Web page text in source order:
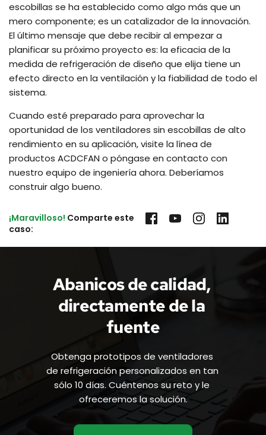
escobillas se ha establecido como algo más que un
mero componente; es un catalizador de la innovación.
El último mensaje que debe recibir al empezar a
planificar su próximo proyecto es: la eficacia de la
medida de refrigeración de diseño que elija tiene un
efecto directo en la ventilación y la fiabilidad de todo el
sistema.
Cuando esté preparado para aprovechar la
oportunidad de los ventiladores sin escobillas de alto
rendimiento en su aplicación, visite la línea de
productos ACDCFAN o póngase en contacto con
nuestro equipo de ingeniería ahora. Deberíamos
construir algo bueno.
¡Maravilloso! Comparte este
caso:
Abanicos de calidad,
directamente de la
fuente
Obtenga prototipos de ventiladores
de refrigeración personalizados en tan
sólo 10 días. Cuéntenos su reto y le
ofreceremos la solución.